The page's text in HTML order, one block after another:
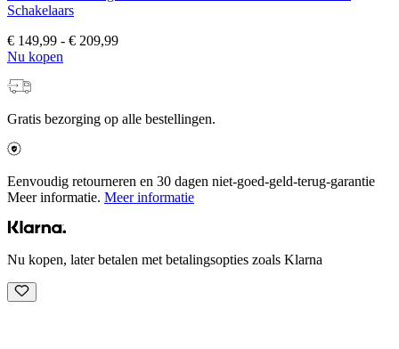
Schakelaars
€ 149,99 - € 209,99
Nu kopen
Gratis bezorging op alle bestellingen.
Eenvoudig retourneren en 30 dagen niet-goed-geld-terug-garantie
Meer informatie. Meer informatie
Nu kopen, later betalen met betalingsopties zoals Klarna